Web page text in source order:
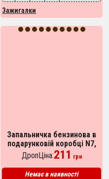
Зажигалки
Запальничка бензинова в
подарунковій коробці N7,
оригінальна бензинова
запальничка, запальничка в
подарунок
ДропЦіна:211 грн
Немає в наявності